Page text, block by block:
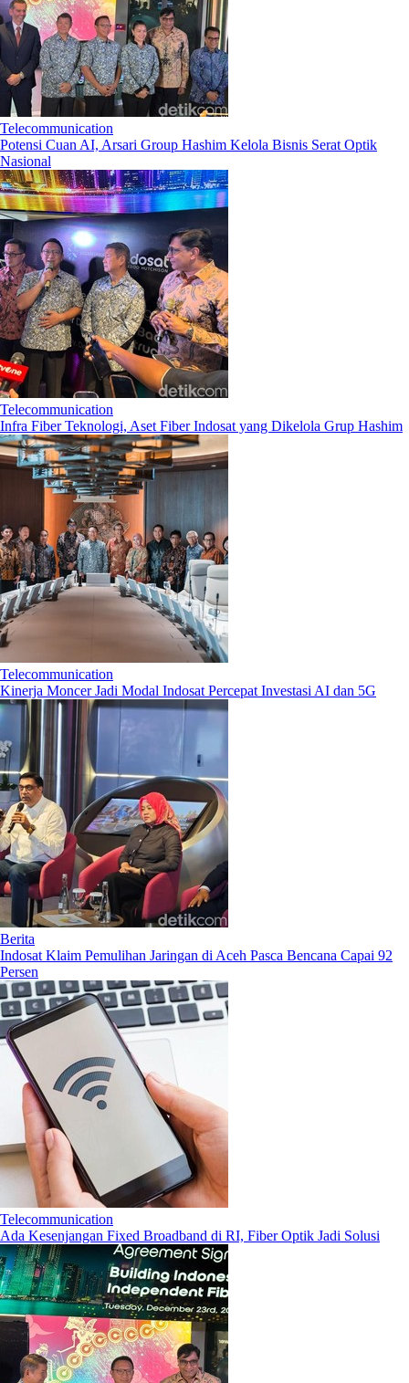
Telecommunication
Potensi Cuan AI, Arsari Group Hashim Kelola Bisnis Serat Optik
Nasional
Telecommunication
Infra Fiber Teknologi, Aset Fiber Indosat yang Dikelola Grup Hashim
Telecommunication
Kinerja Moncer Jadi Modal Indosat Percepat Investasi AI dan 5G
Berita
Indosat Klaim Pemulihan Jaringan di Aceh Pasca Bencana Capai 92
Persen
Telecommunication
Ada Kesenjangan Fixed Broadband di RI, Fiber Optik Jadi Solusi